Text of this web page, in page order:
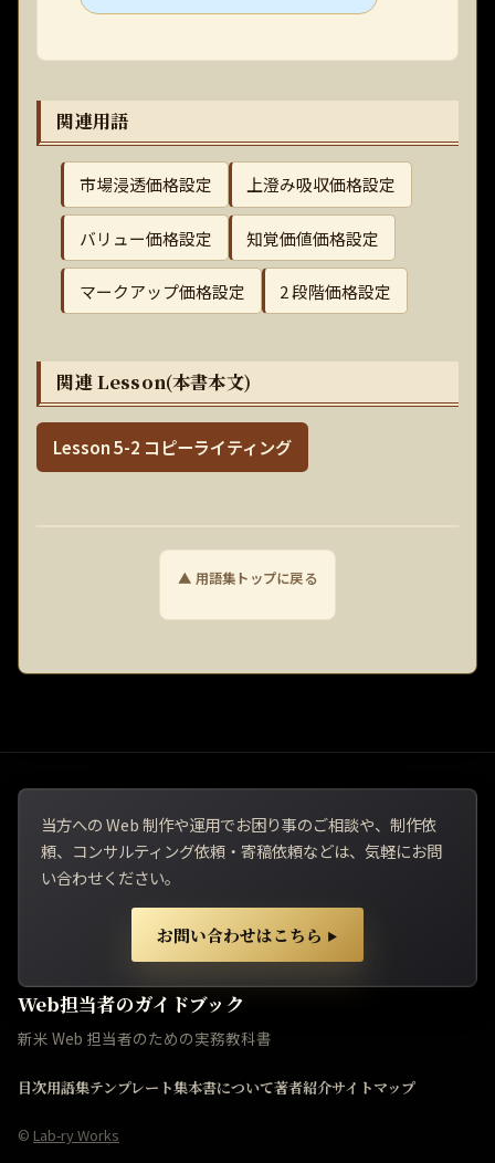
関連用語
市場浸透価格設定 上澄み吸収価格設定
バリュー価格設定 知覚価値価格設定
マークアップ価格設定 2 段階価格設定
関連 Lesson(本書本文)
Lesson 5-2 コピーライティング
▲ 用語集トップに戻る
Web担当者のガイドブック
新米 Web 担当者のための実務教科書
目次用語集テンプレート集本書について著者紹介サイトマップ
© Lab-ry Works
当方への Web 制作や運用でお困り事のご相談や、制作依
頼、コンサルティング依頼・寄稿依頼などは、気軽にお問
い合わせください。
お問い合わせはこちら ▶